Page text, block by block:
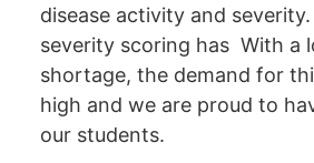
disease activity and
severity scoring has With a
shortage, the demand for
high and we are proud to
our students.